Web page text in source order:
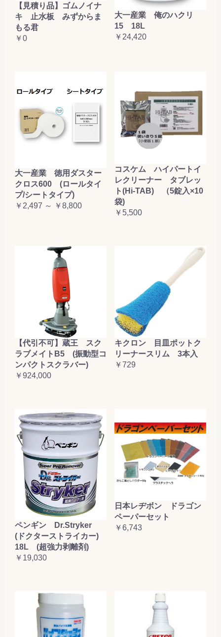
【見積り品】ゴムノイナ
キ 止水板 みずからま
もる君
￥0
大一産業 俺のハクリ
15 18L
￥24,420
大一産業 徳用ダスター
クロス600 (ロールタイ
プ/シートタイプ)
￥2,497 ～ ￥8,800
コスケム ハイパートイ
レクリーナー タブレッ
ト(Hi-TAB) （5錠入×10
袋)
￥5,500
【代引不可】蔵王 スク
ラブメイトB5 (振動型コ
ンパクトスクラバー)
￥924,000
キクロン 目皿ポットク
リーナースリム 3本入
￥729
ペンギン Dr.Stryker
(ドクターストライカー)
18L (超強力剥離剤)
￥19,030
日本レヂボン ドラゴン
ペーパーセット
￥6,743